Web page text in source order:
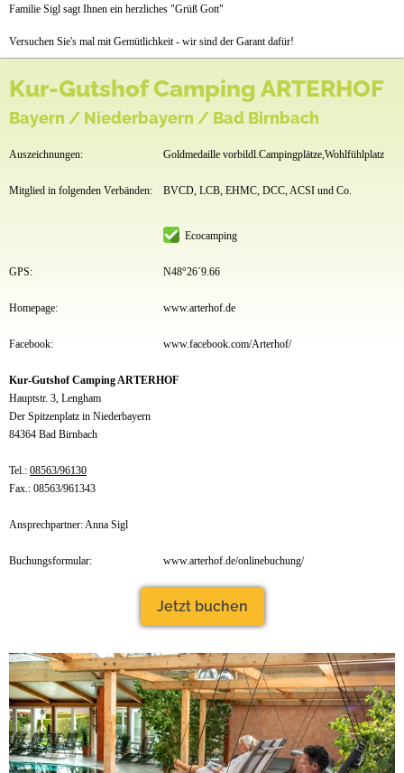
Familie Sigl sagt Ihnen ein herzliches "Grüß Gott"
Versuchen Sie's mal mit Gemütlichkeit - wir sind der Garant dafür!
Kur-Gutshof Camping ARTERHOF
Bayern / Niederbayern / Bad Birnbach
Auszeichnungen: Goldmedaille vorbildl.Campingplätze,Wohlfühlplatz
Mitglied in folgenden Verbänden: BVCD, LCB, EHMC, DCC, ACSI und Co.
Ecocamping
GPS: N48°26´9.66
Homepage: www.arterhof.de
Facebook: www.facebook.com/Arterhof/
Kur-Gutshof Camping ARTERHOF
Hauptstr. 3, Lengham
Der Spitzenplatz in Niederbayern
84364 Bad Birnbach
Tel.: 08563/96130
Fax.: 08563/961343
Ansprechpartner: Anna Sigl
Buchungsformular: www.arterhof.de/onlinebuchung/
Jetzt buchen